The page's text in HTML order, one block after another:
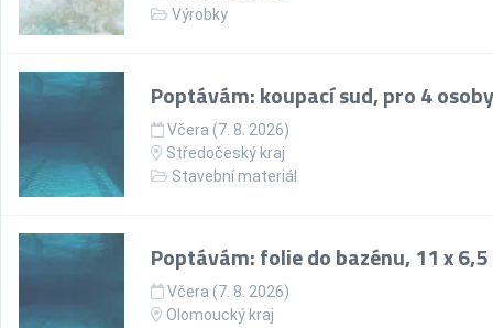
Výrobky
Poptávám: koupací sud, pro 4 osoby
Včera (7. 8. 2026)
Středočeský kraj
Stavební materiál
Poptávám: folie do bazénu, 11 x
Včera (7. 8. 2026)
Olomoucký kraj